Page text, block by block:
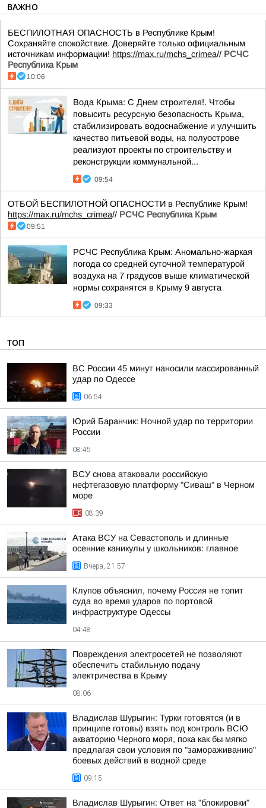
ВАЖНО
БЕСПИЛОТНАЯ ОПАСНОСТЬ в Республике Крым!
Сохраняйте спокойствие. Доверяйте только официальным
источникам информации! https://max.ru/mchs_crimea// РСЧС
Республика Крым
10:06
Вода Крыма: С Днем строителя!. Чтобы
повысить ресурсную безопасность Крыма,
стабилизировать водоснабжение и улучшить
качество питьевой воды, на полуострове
реализуют проекты по строительству и
реконструкции коммунальной...
09:54
ОТБОЙ БЕСПИЛОТНОЙ ОПАСНОСТИ в Республике Крым!
https://max.ru/mchs_crimea// РСЧС Республика Крым
09:51
РСЧС Республика Крым: Аномально-жаркая
погода со средней суточной температурой
воздуха на 7 градусов выше климатической
нормы сохранятся в Крыму 9 августа
09:33
ТОП
ВС России 45 минут наносили массированный
удар по Одессе
06:54
Юрий Баранчик: Ночной удар по территории
России
08:45
ВСУ снова атаковали российскую
нефтегазовую платформу "Сиваш" в Черном
море
08:39
Атака ВСУ на Севастополь и длинные
осенние каникулы у школьников: главное
Вчера, 21:57
Клупов объяснил, почему Россия не топит
суда во время ударов по портовой
инфраструктуре Одессы
04:48
Повреждения электросетей не позволяют
обеспечить стабильную подачу
электричества в Крыму
08:06
Владислав Шурыгин: Турки готовятся (и в
принципе готовы) взять под контроль ВСЮ
акваторию Черного моря, пока как бы мягко
предлагая свои условия по "замораживанию"
боевых действий в водной среде
09:15
Владислав Шурыгин: Ответ на "блокировки"